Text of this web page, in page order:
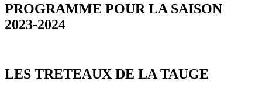
PROGRAMME POUR LA SAISON
2023-2024
LES TRETEAUX DE LA TAUGE